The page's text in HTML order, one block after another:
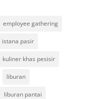
employee gathering
istana pasir
kuliner khas pesisir
liburan
liburan pantai